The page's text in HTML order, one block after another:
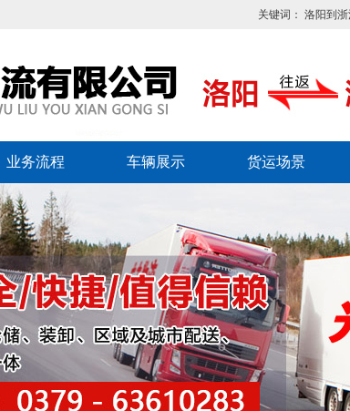
关键词： 洛阳到
业务流程 车辆展示 货运场景